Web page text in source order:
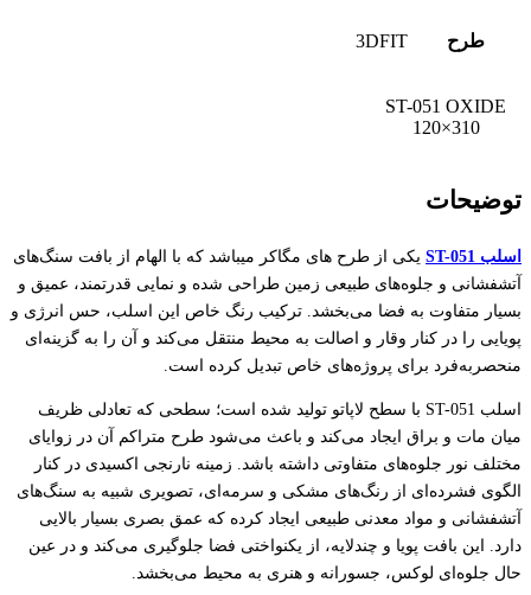
طرح 3DFIT
ST-051 OXIDE
120×310
توضیحات
اسلب ST-051
یکی از طرح های مگاکر میباشد که با الهام از بافت سنگ‌های
آتشفشانی و جلوه‌های طبیعی زمین طراحی شده و نمایی قدرتمند، عمیق و
بسیار متفاوت به فضا می‌بخشد. ترکیب رنگ خاص این اسلب، حس انرژی و
پویایی را در کنار وقار و اصالت به محیط منتقل می‌کند و آن را به گزینه‌ای
منحصربه‌فرد برای پروژه‌های خاص تبدیل کرده است.
اسلب ST-051 با سطح لاپاتو تولید شده است؛ سطحی که تعادلی ظریف
میان مات و براق ایجاد می‌کند و باعث می‌شود طرح متراکم آن در زوایای
مختلف نور جلوه‌های متفاوتی داشته باشد. زمینه نارنجی اکسیدی در کنار
الگوی فشرده‌ای از رنگ‌های مشکی و سرمه‌ای، تصویری شبیه به سنگ‌های
آتشفشانی و مواد معدنی طبیعی ایجاد کرده که عمق بصری بسیار بالایی
دارد. این بافت پویا و چندلایه، از یکنواختی فضا جلوگیری می‌کند و در عین
حال جلوه‌ای لوکس، جسورانه و هنری به محیط می‌بخشد.